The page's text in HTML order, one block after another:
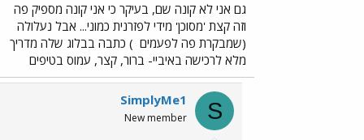
גם אני לא קונה שם, בעיקר כי אני קונה מספיק פה
וזה קצת 'מסוכן' מידי לפזרנית כמוני... אבל נעלולה
(שמבקרת פה לפעמים ) כתבה בבלוג שלה מדריך
מלא לרכישה באיביי- ברור, קצר, עמוס בטיפים
S
SimplyMe1
New member